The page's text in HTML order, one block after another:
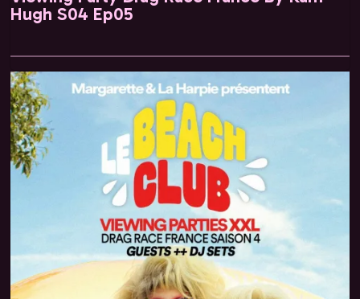
Hugh S04 Ep05